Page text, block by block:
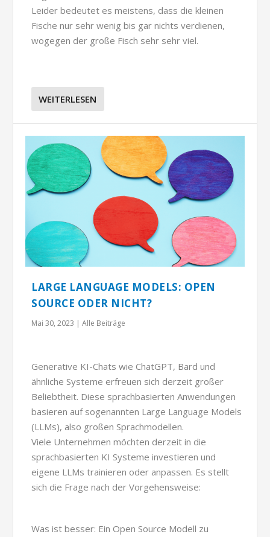
Leider bedeutet es meistens, dass die kleinen
Fische nur sehr wenig bis gar nichts verdienen,
wogegen der große Fisch sehr sehr viel.
WEITERLESEN
LARGE LANGUAGE MODELS: OPEN
SOURCE ODER NICHT?
Mai 30, 2023 |Alle Beiträge
Generative KI-Chats wie ChatGPT, Bard und
ähnliche Systeme erfreuen sich derzeit großer
Beliebtheit. Diese sprachbasierten Anwendungen
basieren auf sogenannten Large Language Models
(LLMs), also großen Sprachmodellen.
Viele Unternehmen möchten derzeit in die
sprachbasierten KI Systeme investieren und
eigene LLMs trainieren oder anpassen. Es stellt
sich die Frage nach der Vorgehensweise:
Was ist besser: Ein Open Source Modell zu